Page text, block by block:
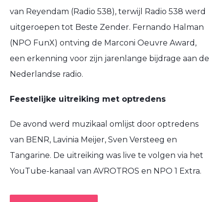
van Reyendam (Radio 538), terwijl Radio 538 werd
uitgeroepen tot Beste Zender. Fernando Halman
(NPO FunX) ontving de Marconi Oeuvre Award,
een erkenning voor zijn jarenlange bijdrage aan de
Nederlandse radio.
Feestelijke uitreiking met optredens
De avond werd muzikaal omlijst door optredens
van BENR, Lavinia Meijer, Sven Versteeg en
Tangarine. De uitreiking was live te volgen via het
YouTube-kanaal van AVROTROS en NPO 1 Extra.